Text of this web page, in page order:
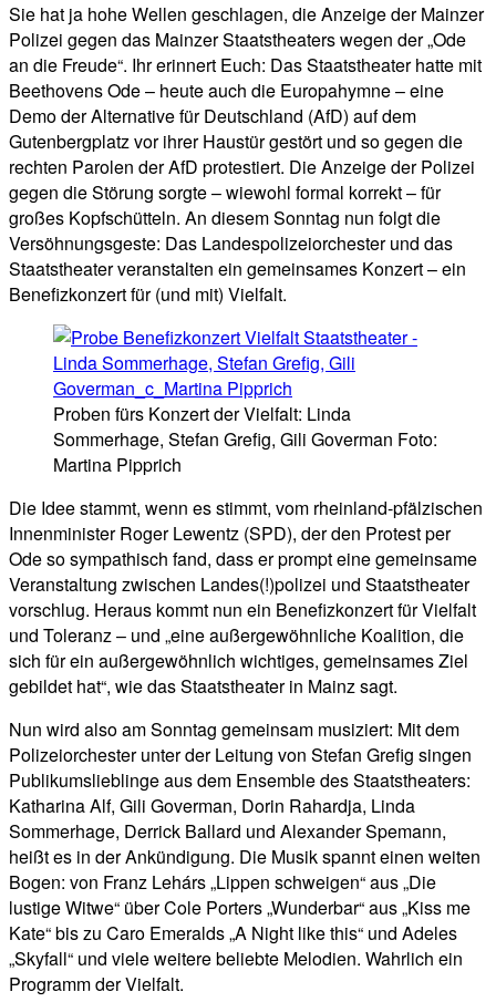
Sie hat ja hohe Wellen geschlagen, die Anzeige der Mainzer
Polizei gegen das Mainzer Staatstheaters wegen der „Ode
an die Freude“. Ihr erinnert Euch: Das Staatstheater hatte mit
Beethovens Ode – heute auch die Europahymne – eine
Demo der Alternative für Deutschland (AfD) auf dem
Gutenbergplatz vor ihrer Haustür gestört und so gegen die
rechten Parolen der AfD protestiert. Die Anzeige der Polizei
gegen die Störung sorgte – wiewohl formal korrekt – für
großes Kopfschütteln. An diesem Sonntag nun folgt die
Versöhnungsgeste: Das Landespolizeiorchester und das
Staatstheater veranstalten ein gemeinsames Konzert – ein
Benefizkonzert für (und mit) Vielfalt.
Proben fürs Konzert der Vielfalt: Linda
Sommerhage, Stefan Grefig, Gili Goverman Foto:
Martina Pipprich
Die Idee stammt, wenn es stimmt, vom rheinland-pfälzischen
Innenminister Roger Lewentz (SPD), der den Protest per
Ode so sympathisch fand, dass er prompt eine gemeinsame
Veranstaltung zwischen Landes(!)polizei und Staatstheater
vorschlug. Heraus kommt nun ein Benefizkonzert für Vielfalt
und Toleranz – und „eine außergewöhnliche Koalition, die
sich für ein außergewöhnlich wichtiges, gemeinsames Ziel
gebildet hat“, wie das Staatstheater in Mainz sagt.
Nun wird also am Sonntag gemeinsam musiziert: Mit dem
Polizeiorchester unter der Leitung von Stefan Grefig singen
Publikumslieblinge aus dem Ensemble des Staatstheaters:
Katharina Alf, Gili Goverman, Dorin Rahardja, Linda
Sommerhage, Derrick Ballard und Alexander Spemann,
heißt es in der Ankündigung. Die Musik spannt einen weiten
Bogen: von Franz Lehárs „Lippen schweigen“ aus „Die
lustige Witwe“ über Cole Porters „Wunderbar“ aus „Kiss me
Kate“ bis zu Caro Emeralds „A Night like this“ und Adeles
„Skyfall“ und viele weitere beliebte Melodien. Wahrlich ein
Programm der Vielfalt.